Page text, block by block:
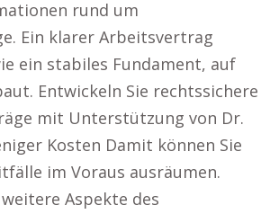
rund um
Ein klarer Arbeitsvertrag
ein stabiles Fundament, auf
Entwickeln Sie rechtssichere
mit Unterstützung von Dr.
Kosten Damit können Sie
im Voraus ausräumen.
Aspekte des